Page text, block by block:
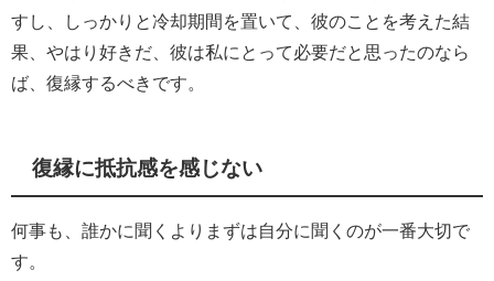
すし、しっかりと冷却期間を置いて、彼のことを考えた結
果、やはり好きだ、彼は私にとって必要だと思ったのなら
ば、復縁するべきです。
復縁に抵抗感を感じない
何事も、誰かに聞くよりまずは自分に聞くのが一番大切で
す。